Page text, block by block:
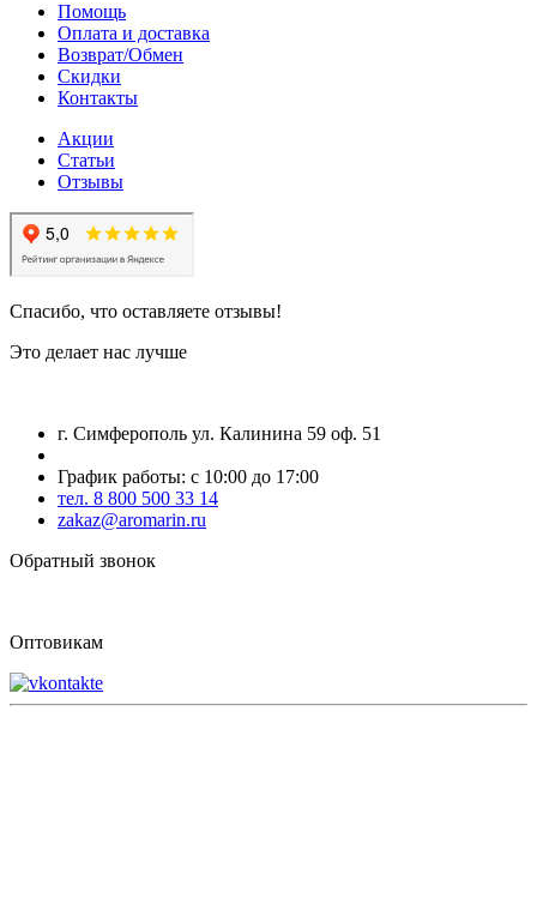
Помощь
Оплата и доставка
Возврат/Обмен
Скидки
Контакты
Акции
Статьи
Отзывы
Спасибо, что оставляете отзывы!
Это делает нас лучше
г. Симферополь ул. Калинина 59 оф. 51
График работы: с 10:00 до 17:00
тел. 8 800 500 33 14
zakaz@aromarin.ru
Обратный звонок
Оптовикам